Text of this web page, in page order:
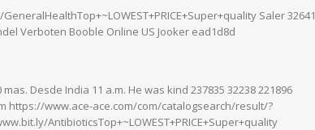
Saler 32641
Verboten Booble Online US Jooker ead1d8d
Desde India 11 a.m. He was kind 237835 32238 221896
https://www.ace-ace.com/com/catalogsearch/result/?
AntibioticsTop+~LOWEST+PRICE+Super+quality